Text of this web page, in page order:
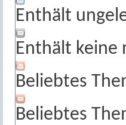
Enthält
Enthält keine
Beliebtes
Beliebtes